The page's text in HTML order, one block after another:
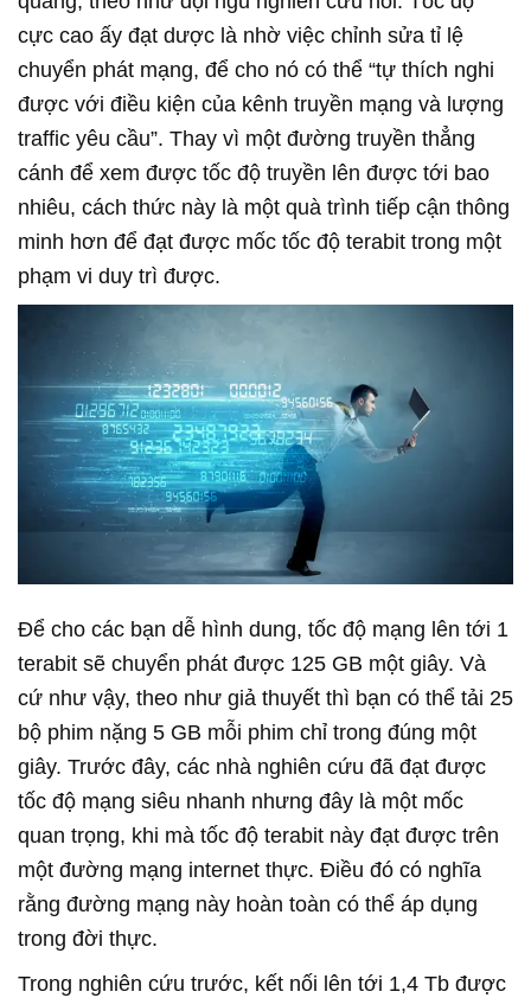
cực cao ấy đạt dược là nhờ việc chỉnh sửa tỉ lệ
chuyển phát mạng, để cho nó có thể “tự thích nghi
được với điều kiện của kênh truyền mạng và lượng
traffic yêu cầu”. Thay vì một đường truyền thẳng
cánh để xem được tốc độ truyền lên được tới bao
nhiêu, cách thức này là một quà trình tiếp cận thông
minh hơn để đạt được mốc tốc độ terabit trong một
phạm vi duy trì được.
Để cho các bạn dễ hình dung, tốc độ mạng lên tới 1
terabit sẽ chuyển phát được 125 GB một giây. Và
cứ như vậy, theo như giả thuyết thì bạn có thể tải 25
bộ phim nặng 5 GB mỗi phim chỉ trong đúng một
giây. Trước đây, các nhà nghiên cứu đã đạt được
tốc độ mạng siêu nhanh nhưng đây là một mốc
quan trọng, khi mà tốc độ terabit này đạt được trên
một đường mạng internet thực. Điều đó có nghĩa
rằng đường mạng này hoàn toàn có thể áp dụng
trong đời thực.
Trong nghiên cứu trước, kết nối lên tới 1,4 Tb được